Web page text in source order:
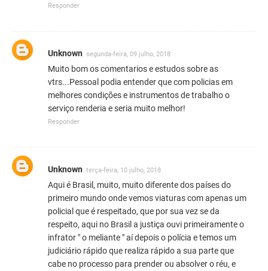
Responder
Unknown segunda-feira, 09 julho, 2018
Muito bom os comentarios e estudos sobre as
vtrs...Pessoal podia entender que com policias em
melhores condições e instrumentos de trabalho o
serviço renderia e seria muito melhor!
Responder
Unknown terça-feira, 10 julho, 2018
Aqui é Brasil, muito, muito diferente dos países do
primeiro mundo onde vemos viaturas com apenas um
policial que é respeitado, que por sua vez se da
respeito, aqui no Brasil a justiça ouvi primeiramente o
infrator " o meliante " aí depois o polícia e temos um
judiciário rápido que realiza rápido a sua parte que
cabe no processo para prender ou absolver o réu, e